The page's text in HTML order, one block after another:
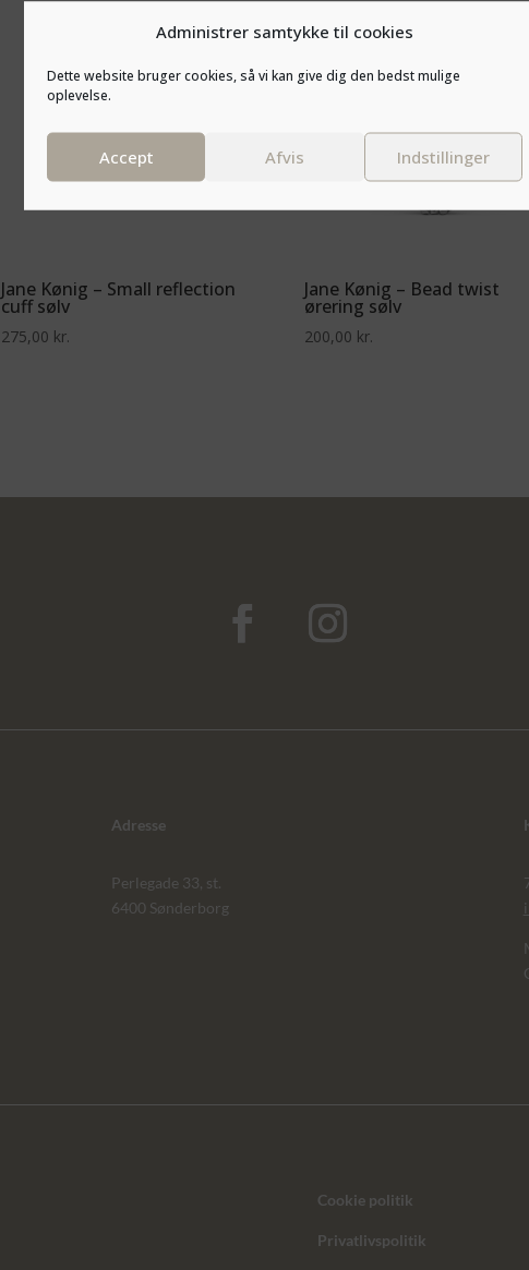
Administrer samtykke til cookies
Dette website bruger cookies, så vi kan give dig den bedst mulige
oplevelse.
Accept Afvis Indstillinger
Jane Kønig – Small reflection
cuff sølv
275,00 kr.
Jane Kønig – Bead twist
ørering sølv
200,00 kr.
Adresse
Perlegade 33, st.
6400 Sønderborg
Cookie politik
Privatlivspolitik